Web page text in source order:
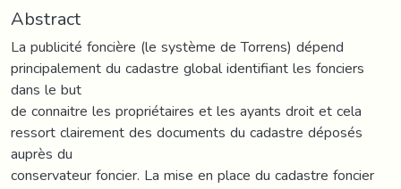
Abstract
La publicité foncière (le système de Torrens) dépend
principalement du cadastre global identifiant les fonciers
dans le but
de connaitre les propriétaires et les ayants droit et cela
ressort clairement des documents du cadastre déposés
auprès du
conservateur foncier. La mise en place du cadastre foncier